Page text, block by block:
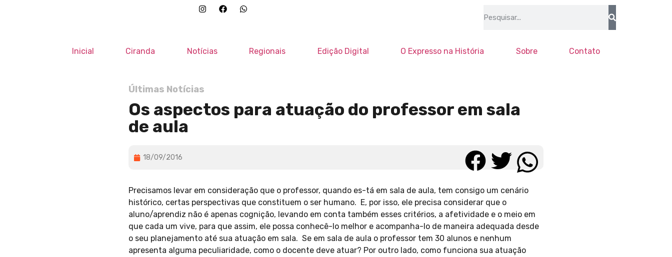
Inicial Ciranda Notícias Regionais Edição Digital O Expresso na História Sobre Contato
Últimas Notícias
Os aspectos para atuação do professor em sala
de aula
18/09/2016
Precisamos levar em consideração que o professor, quando es-tá em sala de aula, tem consigo um cenário
histórico, certas perspectivas que constituem o ser humano. E, por isso, ele precisa considerar que o
aluno/aprendiz não é apenas cognição, levando em conta também esses critérios, a afetividade e o meio em
que cada um vive, para que assim, ele possa conhecê-lo melhor e acompanha-lo de maneira adequada desde
o seu planejamento até sua atuação em sala. Se em sala de aula o professor tem 30 alunos e nenhum
apresenta alguma peculiaridade, como o docente deve atuar? Por outro lado, como funciona sua atuação